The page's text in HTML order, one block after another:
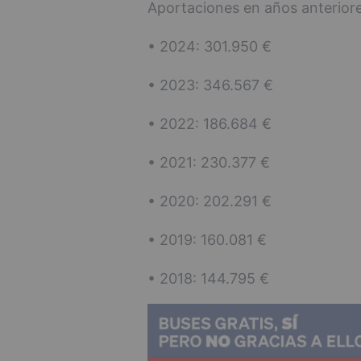
Aportaciones en años
• 2024: 301.950 €
• 2023: 346.567 €
• 2022: 186.684 €
• 2021: 230.377 €
• 2020: 202.291 €
• 2019: 160.081 €
• 2018: 144.795 €